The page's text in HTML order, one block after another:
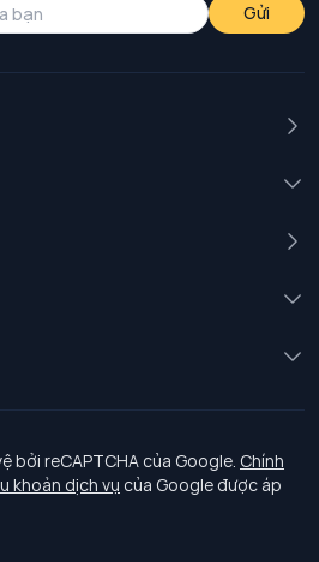
Gửi
thiết
nhân
nhận
bởi reCAPTCHA của Google. Chính
khoản dịch vụ của Google được áp